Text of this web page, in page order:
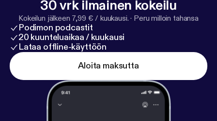
30 vrk ilmainen kokeilu
Kokeilun jälkeen 7,99 € / kuukausi. · Peru milloin tahansa
Podimon podcastit
20 kuunteluaikaa / kuukausi
Lataa offline-käyttöön
Aloita maksutta